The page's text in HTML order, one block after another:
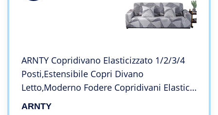
ARNTY Copridivano Elasticizzato 1/2/3/4
Posti,Estensibile Copri Divano
Letto,Moderno Fodere Copridivani Elastico
Fodera Protettiva(Grigio-Linee Strisce,
ARNTY